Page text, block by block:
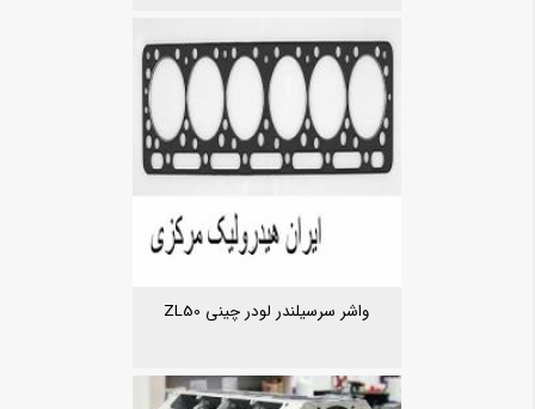
واشر سرسیلندر لودر چینی ZL50